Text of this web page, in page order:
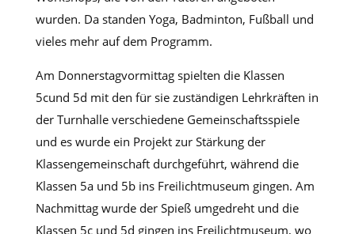
wurden. Da standen Yoga, Badminton, Fußball und
vieles mehr auf dem Programm.
Am Donnerstagvormittag spielten die Klassen
5cund 5d mit den für sie zuständigen Lehrkräften in
der Turnhalle verschiedene Gemeinschaftsspiele
und es wurde ein Projekt zur Stärkung der
Klassengemeinschaft durchgeführt, während die
Klassen 5a und 5b ins Freilichtmuseum gingen. Am
Nachmittag wurde der Spieß umgedreht und die
Klassen 5c und 5d gingen ins Freilichtmuseum, wo